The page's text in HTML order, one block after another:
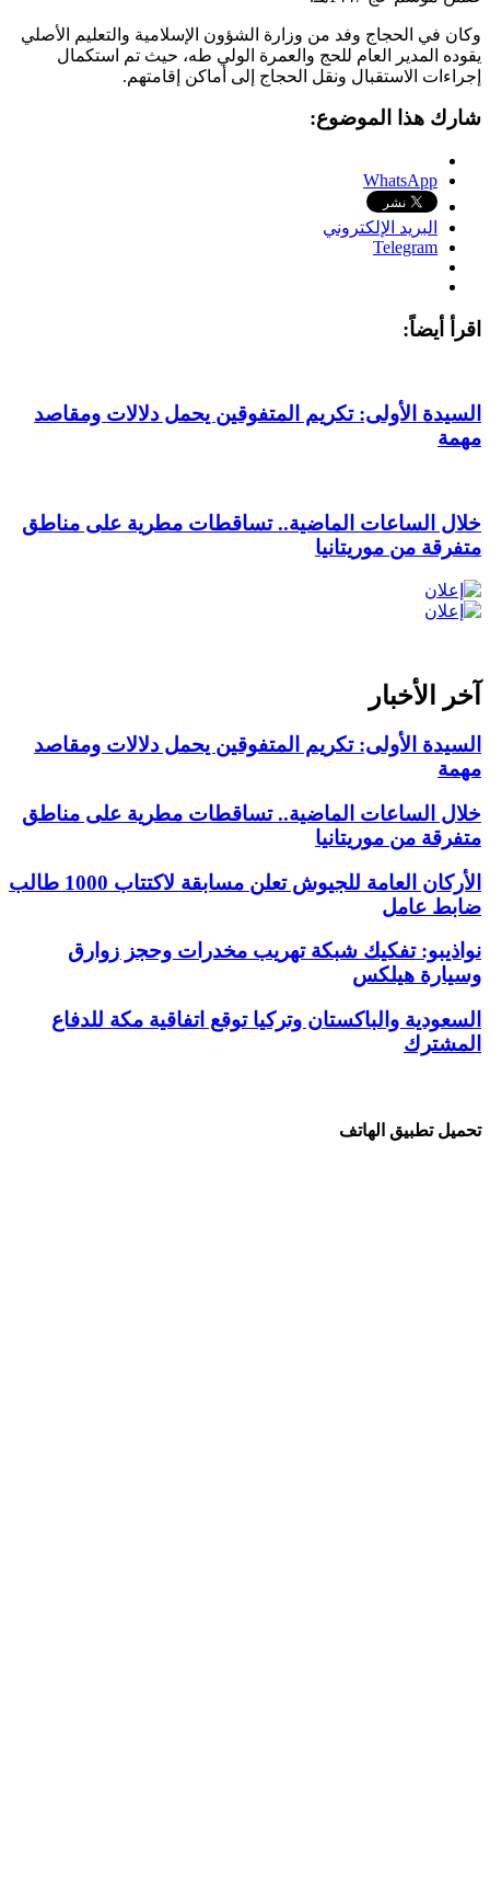
وكان في الحجاج وفد من وزارة الشؤون الإسلامية والتعليم الأصلي
يقوده المدير العام للحج والعمرة الولي طه، حيث تم استكمال
إجراءات الاستقبال ونقل الحجاج إلى أماكن إقامتهم.
شارك هذا الموضوع:
WhatsApp
البريد الإلكتروني
Telegram
اقرأ أيضاً:
السيدة الأولى: تكريم المتفوقين يحمل دلالات ومقاصد
مهمة
خلال الساعات الماضية.. تساقطات مطرية على مناطق
متفرقة من موريتانيا
آخر الأخبار
السيدة الأولى: تكريم المتفوقين يحمل دلالات ومقاصد
مهمة
خلال الساعات الماضية.. تساقطات مطرية على مناطق
متفرقة من موريتانيا
الأركان العامة للجيوش تعلن مسابقة لاكتتاب 1000 طالب
ضابط عامل
نواذيبو: تفكيك شبكة تهريب مخدرات وحجز زوارق
وسيارة هيلكس
السعودية والباكستان وتركيا توقع اتفاقية مكة للدفاع
المشترك
تحميل تطبيق الهاتف